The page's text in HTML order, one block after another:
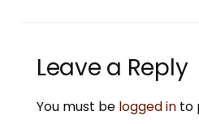
Leave a Reply
You must be logged in to